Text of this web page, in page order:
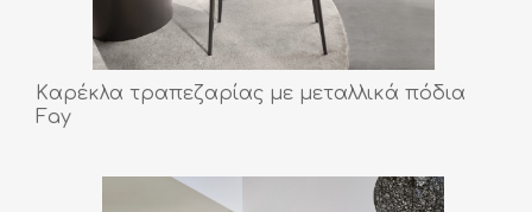
Kαρέκλα τραπεζαρίας με μεταλλικά πόδια
Fay